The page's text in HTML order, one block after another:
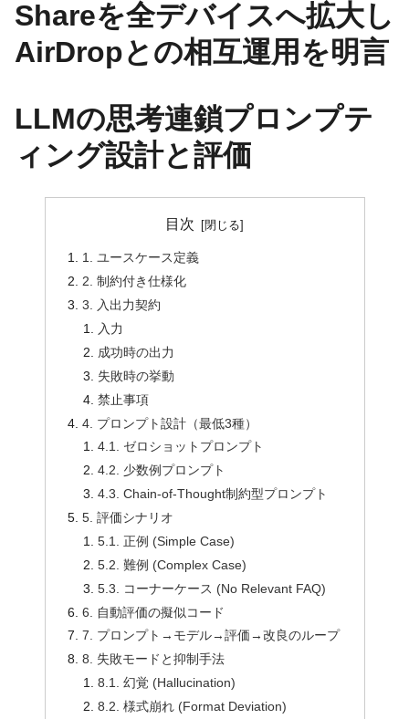
Shareを全デバイスへ拡大し
AirDropとの相互運用を明言
LLMの思考連鎖プロンプテ
ィング設計と評価
目次
1. ユースケース定義
2. 制約付き仕様化
3. 入出力契約
入力
成功時の出力
失敗時の挙動
禁止事項
4. プロンプト設計（最低3種）
4.1. ゼロショットプロンプト
4.2. 少数例プロンプト
4.3. Chain-of-Thought制約型プロンプト
5. 評価シナリオ
5.1. 正例 (Simple Case)
5.2. 難例 (Complex Case)
5.3. コーナーケース (No Relevant FAQ)
6. 自動評価の擬似コード
7. プロンプト→モデル→評価→改良のループ
8. 失敗モードと抑制手法
8.1. 幻覚 (Hallucination)
8.2. 様式崩れ (Format Deviation)